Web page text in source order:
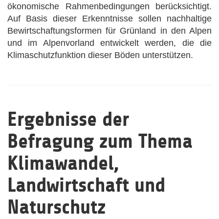
ökonomische Rahmenbedingungen berücksichtigt.
Auf Basis dieser Erkenntnisse sollen nachhaltige
Bewirtschaftungsformen für Grünland in den Alpen
und im Alpenvorland entwickelt werden, die die
Klimaschutzfunktion dieser Böden unterstützen.
Ergebnisse der
Befragung zum Thema
Klimawandel,
Landwirtschaft und
Naturschutz